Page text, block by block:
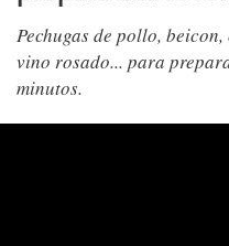
Pechugas de pollo,
vino rosado... para
minutos.